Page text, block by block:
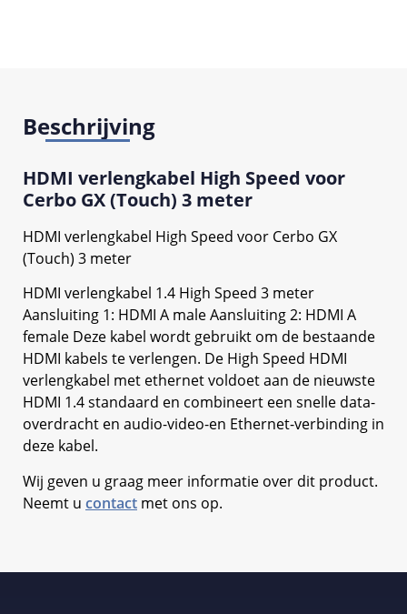
Beschrijving
HDMI verlengkabel High Speed voor
Cerbo GX (Touch) 3 meter
HDMI verlengkabel High Speed voor Cerbo GX
(Touch) 3 meter
HDMI verlengkabel 1.4 High Speed 3 meter
Aansluiting 1: HDMI A male Aansluiting 2: HDMI A
female Deze kabel wordt gebruikt om de bestaande
HDMI kabels te verlengen. De High Speed HDMI
verlengkabel met ethernet voldoet aan de nieuwste
HDMI 1.4 standaard en combineert een snelle data-
overdracht en audio-video-en Ethernet-verbinding in
deze kabel.
Wij geven u graag meer informatie over dit product.
Neemt u contact met ons op.